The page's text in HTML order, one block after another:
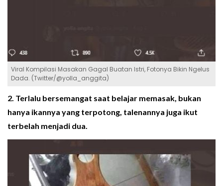
Viral Kompilasi Masakan Gagal Buatan Istri, Fotonya Bikin Ngelus
Dada. (Twitter/@yolla_anggita)
2. Terlalu bersemangat saat belajar memasak, bukan
hanya ikannya yang terpotong, talenannya juga ikut
terbelah menjadi dua.